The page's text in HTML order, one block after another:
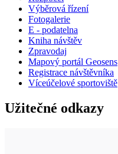
Výběrová řízení
Fotogalerie
E - podatelna
Kniha návštěv
Zpravodaj
Mapový portál Geosens
Registrace návštěvníka
Víceúčelové sportoviště
Užitečné odkazy